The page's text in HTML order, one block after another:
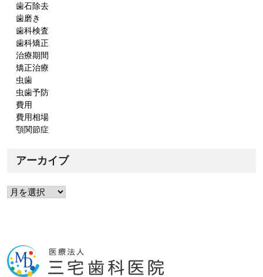
歯石除去
歯磨き
歯科検査
歯科矯正
治療期間
矯正治療
虫歯
虫歯予防
費用
費用相場
顎関節症
アーカイブ
ア
イ
ブ